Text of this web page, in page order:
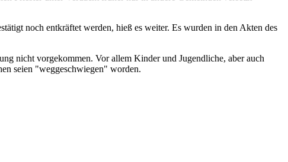
noch entkräftet werden, hieß es weiter. Es wurden in den Akten des
nicht vorgekommen. Vor allem Kinder und Jugendliche, aber auch
seien "weggeschwiegen" worden.